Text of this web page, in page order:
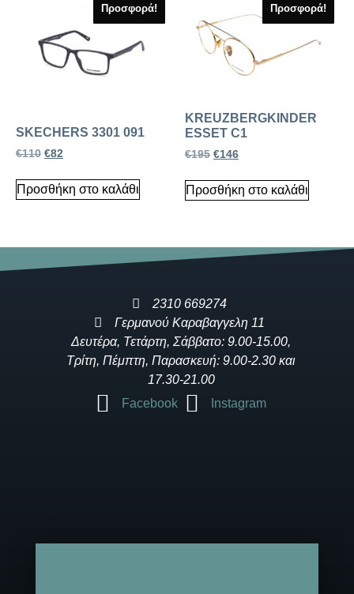
Προσφορά!
SKECHERS 3301 091
€110 €82
Προσθήκη στο καλάθι
Προσφορά!
KREUZBERGKINDER
ESSET C1
€195 €146
Προσθήκη στο καλάθι
2310 669274
Γερμανού Καραβαγγελη 11
Δευτέρα, Τετάρτη, Σάββατο: 9.00-15.00,
Τρίτη, Πέμπτη, Παρασκευή: 9.00-2.30 και
17.30-21.00
Facebook
Instagram